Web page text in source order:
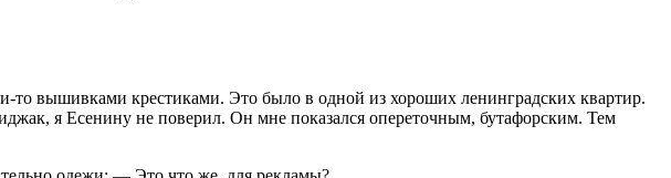
то вышивками крестиками. Это было в одной из хороших ленинградских квартир.
я Есенину не поверил. Он мне показался опереточным, бутафорским. Тем